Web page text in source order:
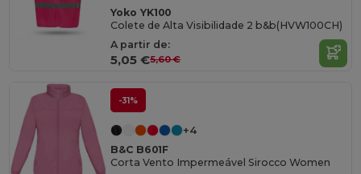
Yoko YK100
Colete de Alta Visibilidade 2 b&b(HVW100CH)
A partir de:
5,05 €5,60 €
-31%
+4
B&C B601F
Corta Vento Impermeável Sirocco Women